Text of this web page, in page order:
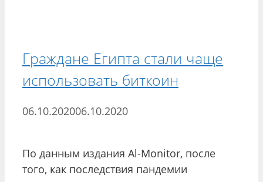
Граждане Египта стали чаще
использовать биткоин
06.10.202006.10.2020
По данным издания Al-Monitor, после
того, как последствия пандемии